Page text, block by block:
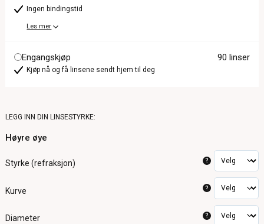
Ingen bindingstid
Les mer
Engangskjøp 90 linser
Kjøp nå og få linsene sendt hjem til deg
LEGG INN DIN LINSESTYRKE:
Høyre øye
Styrke (refraksjon) ?
Kurve ?
Diameter ?